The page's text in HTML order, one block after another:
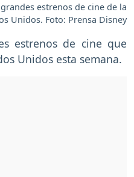
estrenos de cine de la
Unidos. Foto: Prensa Disney
estrenos de cine que
Unidos esta semana.